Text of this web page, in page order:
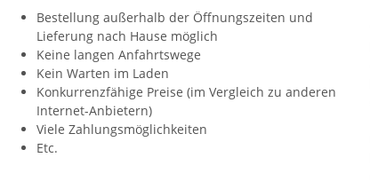
Bestellung außerhalb der Öffnungszeiten und
Lieferung nach Hause möglich
Keine langen Anfahrtswege
Kein Warten im Laden
Konkurrenzfähige Preise (im Vergleich zu anderen
Internet-Anbietern)
Viele Zahlungsmöglichkeiten
Etc.